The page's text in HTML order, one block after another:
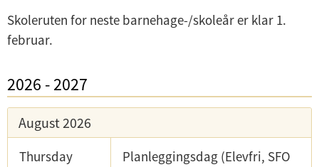
Skoleruten for neste barnehage-/skoleår er klar 1.
februar.
2026 -2027
August 2026
Thursday
Planleggingsdag (Elevfri, SFO